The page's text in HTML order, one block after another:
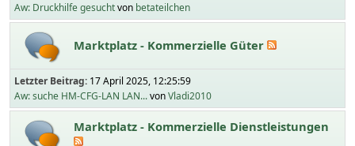
Aw: Druckhilfe gesuchtvon betateilchen
Marktplatz - Kommerzielle Güter
Letzter Beitrag: 17 April 2025, 12:25:59
Aw: suche HM-CFG-LAN LAN...vonVladi2010
Marktplatz - Kommerzielle Dienstleistungen